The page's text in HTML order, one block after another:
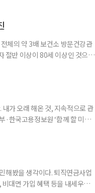
은
체의 약 3배 보건소 방문건강관
절반 이상이 80세 이상인 것으로
자 수
가 오래 해온 것, 지속적으로 관
·한국고용정보원 ‘함께 할 미래
해봤을 생각이다. 퇴직연금사업
대면 가입 혜택 등을 내세우며